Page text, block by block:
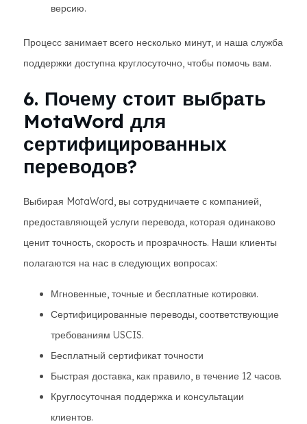
версию.
Процесс занимает всего несколько минут, и наша служба
поддержки доступна круглосуточно, чтобы помочь вам.
6. Почему стоит выбрать
MotaWord для
сертифицированных
переводов?
Выбирая MotaWord, вы сотрудничаете с компанией,
предоставляющей услуги перевода, которая одинаково
ценит точность, скорость и прозрачность. Наши клиенты
полагаются на нас в следующих вопросах:
Мгновенные, точные и бесплатные котировки.
Сертифицированные переводы, соответствующие
требованиям USCIS.
Бесплатный сертификат точности
Быстрая доставка, как правило, в течение 12 часов.
Круглосуточная поддержка и консультации
клиентов.